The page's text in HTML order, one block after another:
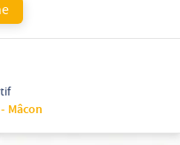
Mâcon